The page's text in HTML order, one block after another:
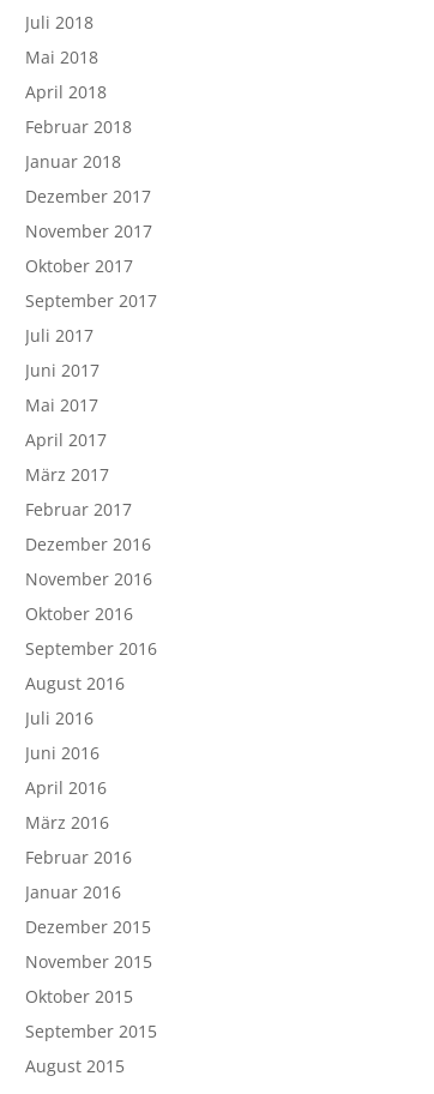
Juli 2018
Mai 2018
April 2018
Februar 2018
Januar 2018
Dezember 2017
November 2017
Oktober 2017
September 2017
Juli 2017
Juni 2017
Mai 2017
April 2017
März 2017
Februar 2017
Dezember 2016
November 2016
Oktober 2016
September 2016
August 2016
Juli 2016
Juni 2016
April 2016
März 2016
Februar 2016
Januar 2016
Dezember 2015
November 2015
Oktober 2015
September 2015
August 2015